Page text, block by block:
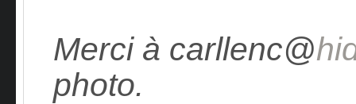
Merci à carllenc@
photo.